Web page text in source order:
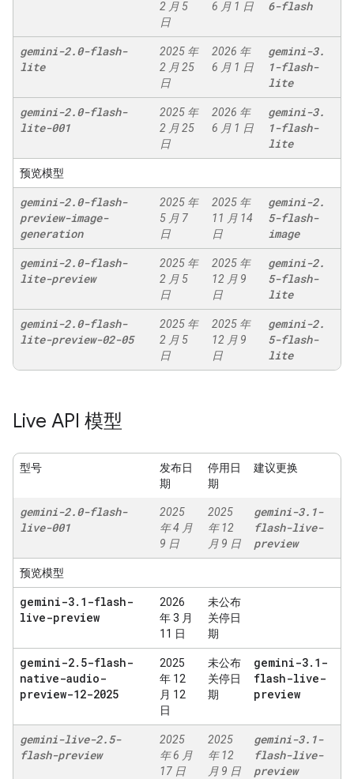
2 月 5
日
6 月 1 日
6-flash
gemini-2.0-flash-
lite
2025 年
2 月 25
日
2026 年
6 月 1 日
gemini-3.
1-flash-
lite
gemini-2.0-flash-
lite-001
2025 年
2 月 25
日
2026 年
6 月 1 日
gemini-3.
1-flash-
lite
预览模型
gemini-2.0-flash-
preview-image-
generation
2025 年
5 月 7
日
2025 年
11 月 14
日
gemini-2.
5-flash-
image
gemini-2.0-flash-
lite-preview
2025 年
2 月 5
日
2025 年
12 月 9
日
gemini-2.
5-flash-
lite
gemini-2.0-flash-
lite-preview-02-05
2025 年
2 月 5
日
2025 年
12 月 9
日
gemini-2.
5-flash-
lite
Live API 模型
型号
发布日
期
停用日
期
建议更换
gemini-2.0-flash-
live-001
2025
年 4 月
9 日
2025
年 12
月 9 日
gemini-3. 1-
flash-live-
preview
预览模型
gemini-3. 1-flash-
live-preview
2026
年 3 月
11 日
未公布
关停日
期
gemini-2. 5-flash-
native-audio-
preview-12-2025
2025
年 12
月 12
日
未公布
关停日
期
gemini-3. 1-
flash-live-
preview
gemini-live-2.5-
flash-preview
2025
年 6 月
17 日
2025
年 12
月 9 日
gemini-3. 1-
flash-live-
preview